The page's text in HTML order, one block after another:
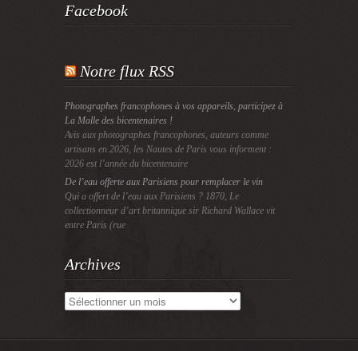
Facebook
Notre flux RSS
Photographes francophones à vos appareils, participez à
La Malle des bicentenaires !
Avis aux photographes francophones, auteurs comme
artisans en 2026, les Nautes de Paris vous informent :
2026 est l’année du bicentenaire
De l’eau offerte aux Parisiens pour remplacer le vin
Qui a offert de l’eau aux Parisiens ? 1870, Le
collectionneur d’art britannique sir Richard Wallace vit
entre Paris (rue
Archives
Archives